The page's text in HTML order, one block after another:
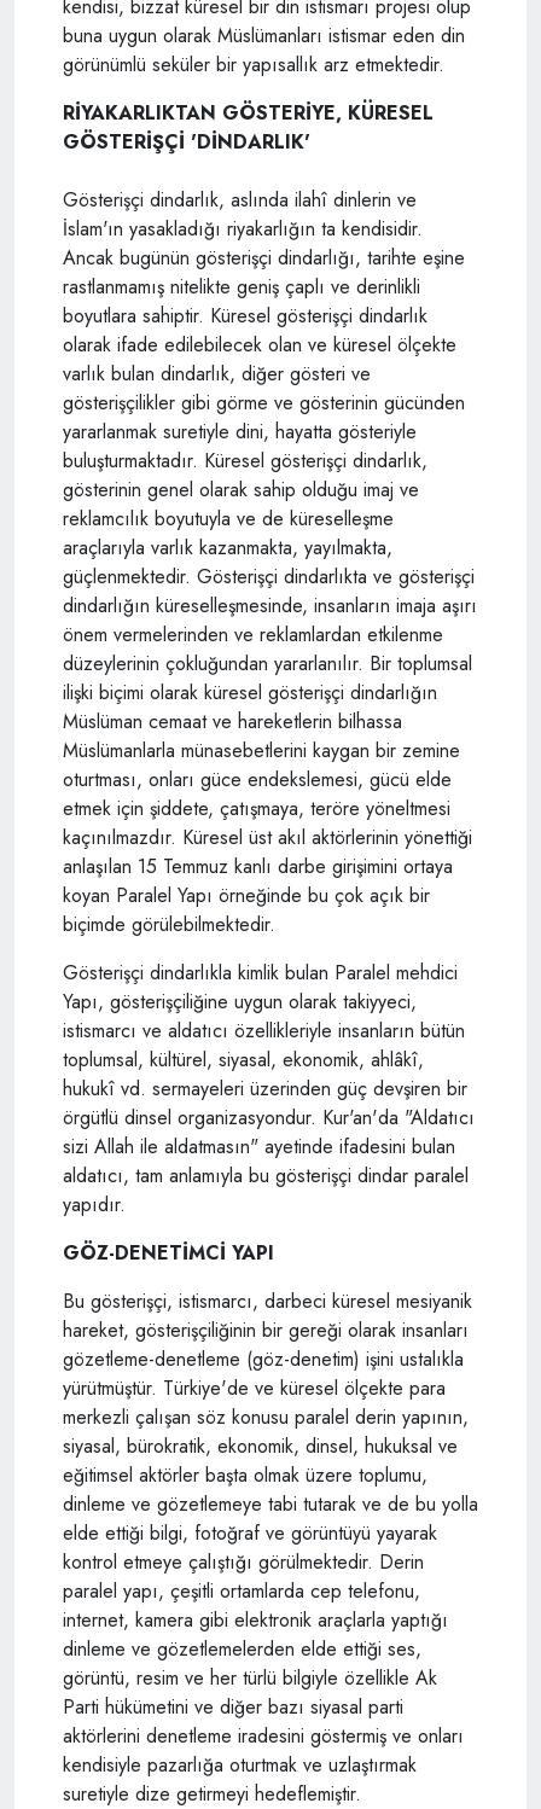
kendisi, bizzat küresel bir din istismarı projesi olup
buna uygun olarak Müslümanları istismar eden din
görünümlü seküler bir yapısallık arz etmektedir.
RİYAKARLIKTAN GÖSTERİYE, KÜRESEL
GÖSTERİŞÇİ 'DİNDARLIK'
Gösterişçi dindarlık, aslında ilahî dinlerin ve
İslam'ın yasakladığı riyakarlığın ta kendisidir.
Ancak bugünün gösterişçi dindarlığı, tarihte eşine
rastlanmamış nitelikte geniş çaplı ve derinlikli
boyutlara sahiptir. Küresel gösterişçi dindarlık
olarak ifade edilebilecek olan ve küresel ölçekte
varlık bulan dindarlık, diğer gösteri ve
gösterişçilikler gibi görme ve gösterinin gücünden
yararlanmak suretiyle dini, hayatta gösteriyle
buluşturmaktadır. Küresel gösterişçi dindarlık,
gösterinin genel olarak sahip olduğu imaj ve
reklamcılık boyutuyla ve de küreselleşme
araçlarıyla varlık kazanmakta, yayılmakta,
güçlenmektedir. Gösterişçi dindarlıkta ve gösterişçi
dindarlığın küreselleşmesinde, insanların imaja aşırı
önem vermelerinden ve reklamlardan etkilenme
düzeylerinin çokluğundan yararlanılır. Bir toplumsal
ilişki biçimi olarak küresel gösterişçi dindarlığın
Müslüman cemaat ve hareketlerin bilhassa
Müslümanlarla münasebetlerini kaygan bir zemine
oturtması, onları güce endekslemesi, gücü elde
etmek için şiddete, çatışmaya, teröre yöneltmesi
kaçınılmazdır. Küresel üst akıl aktörlerinin yönettiği
anlaşılan 15 Temmuz kanlı darbe girişimini ortaya
koyan Paralel Yapı örneğinde bu çok açık bir
biçimde görülebilmektedir.
Gösterişçi dindarlıkla kimlik bulan Paralel mehdici
Yapı, gösterişçiliğine uygun olarak takiyyeci,
istismarcı ve aldatıcı özellikleriyle insanların bütün
toplumsal, kültürel, siyasal, ekonomik, ahlâkî,
hukukî vd. sermayeleri üzerinden güç devşiren bir
örgütlü dinsel organizasyondur. Kur'an'da "Aldatıcı
sizi Allah ile aldatmasın" ayetinde ifadesini bulan
aldatıcı, tam anlamıyla bu gösterişçi dindar paralel
yapıdır.
GÖZ-DENETİMCİ YAPI
Bu gösterişçi, istismarcı, darbeci küresel mesiyanik
hareket, gösterişçiliğinin bir gereği olarak insanları
gözetleme-denetleme (göz-denetim) işini ustalıkla
yürütmüştür. Türkiye'de ve küresel ölçekte para
merkezli çalışan söz konusu paralel derin yapının,
siyasal, bürokratik, ekonomik, dinsel, hukuksal ve
eğitimsel aktörler başta olmak üzere toplumu,
dinleme ve gözetlemeye tabi tutarak ve de bu yolla
elde ettiği bilgi, fotoğraf ve görüntüyü yayarak
kontrol etmeye çalıştığı görülmektedir. Derin
paralel yapı, çeşitli ortamlarda cep telefonu,
internet, kamera gibi elektronik araçlarla yaptığı
dinleme ve gözetlemelerden elde ettiği ses,
görüntü, resim ve her türlü bilgiyle özellikle Ak
Parti hükümetini ve diğer bazı siyasal parti
aktörlerini denetleme iradesini göstermiş ve onları
kendisiyle pazarlığa oturtmak ve uzlaştırmak
suretiyle dize getirmeyi hedeflemiştir.